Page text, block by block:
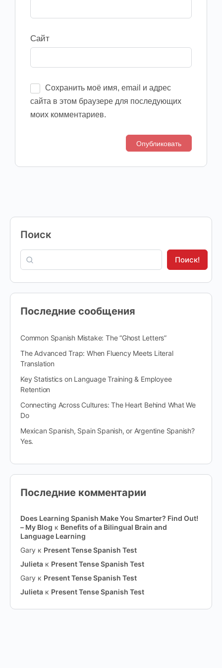
Сайт
Сохранить моё имя, email и адрес
сайта в этом браузере для последующих
моих комментариев.
Поиск
Поиск!
Последние сообщения
Common Spanish Mistake: The “Ghost Letters”
The Advanced Trap: When Fluency Meets Literal
Translation
Key Statistics on Language Training & Employee
Retention
Connecting Across Cultures: The Heart Behind What We
Do
Mexican Spanish, Spain Spanish, or Argentine Spanish?
Yes.
Последние комментарии
Does Learning Spanish Make You Smarter? Find Out!
– My Blog к Benefits of a Bilingual Brain and
Language Learning
Gary к Present Tense Spanish Test
Julieta к Present Tense Spanish Test
Gary к Present Tense Spanish Test
Julieta к Present Tense Spanish Test